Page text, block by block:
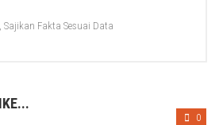
Sajikan Fakta Sesuai Data
0